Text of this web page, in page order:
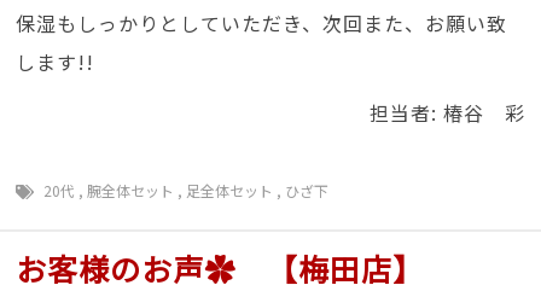
保湿もしっかりとしていただき、次回また、お願い致
します!!
担当者: 椿谷 彩
20代 ,腕全体セット , 足全体セット , ひざ下
お客様のお声✿ 【梅田店】